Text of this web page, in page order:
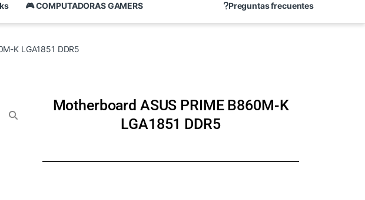
Preguntas frecuentes
🎮 COMPUTADORAS GAMERS
K LGA1851 DDR5
Motherboard ASUS PRIME B860M-K
LGA1851 DDR5